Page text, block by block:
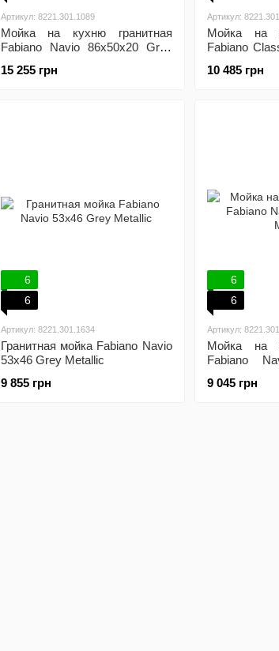
Артикул: 8221.301.1089
Мойка на кухню гранитная
Fabiano Navio 86x50x20 Grey
15 255 грн
Артикул:
Мойка на
Fabiano
10 485 грн
6
6
Артикул: 8221.301.1634
Гранитная мойка Fabiano Navio
53x46 Grey Metallic
9 855 грн
6
6
Артикул:
Мойка на
Fabiano
9 045 грн